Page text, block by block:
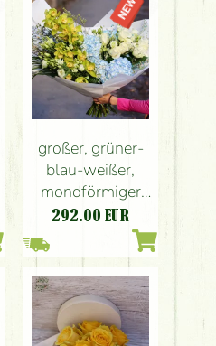
großer, grüner-
blau-weißer,
mondförmiger
Brautstrauß
292.00 EUR